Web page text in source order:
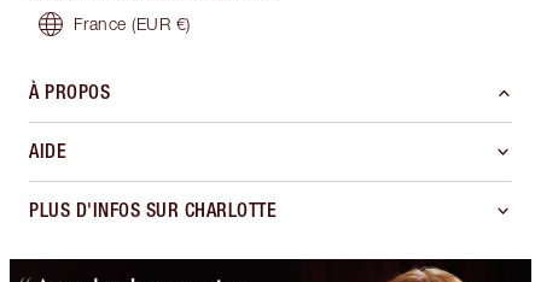
France (EUR €)
À PROPOS
AIDE
PLUS D'INFOS SUR CHARLOTTE